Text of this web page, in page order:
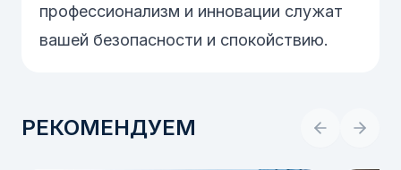
профессионализм и инновации служат
вашей безопасности и спокойствию.
РЕКОМЕНДУЕМ